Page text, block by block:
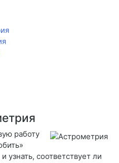
работу
узнать, соответствует ли